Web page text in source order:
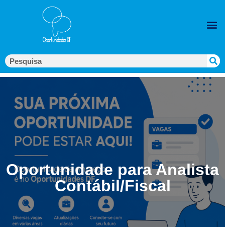
Oportunidade para Analista
Contábil/Fiscal